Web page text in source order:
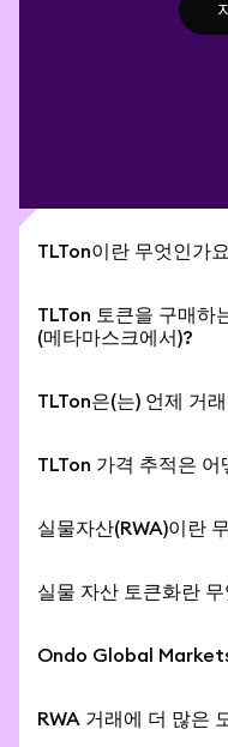
TLTon이란 무엇인가
(NASDAQ: TLT) 주식
화된 실물 자산입니다.
추적합니다. Ondo 토
주요 특징:
- 추가 가입 불필요.
19:59 ET까지 하루
전송할 수 있습니다.
토큰화된 실물 자산을
TLTon 토큰을 구매하
(메타마스크에서)?
2. 스왑을 탭합니다.
4. 거래를 검토하고
TLTon은(는) 언제 거
며, 매주 일요일 오후
영됩니다. TLTon의
TLTon 가격 추적은
포저를 제공하며, 통
실물자산(RWA)이란
재, 통화, 부동산 등을
ETF (Ondo
실물 자산 토큰화란
은 실물 가치 자산을
Tokenized))으로 전환
Ondo Global
총 예치 가치(TVL) 5
RWA 거래에 더 많은